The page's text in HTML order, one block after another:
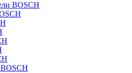
BOSCH